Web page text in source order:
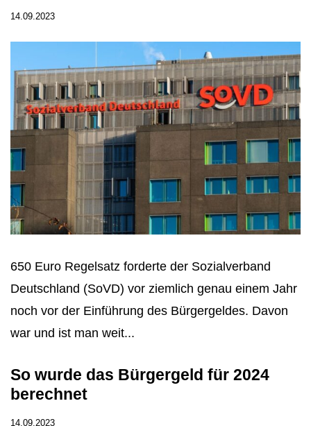
14.09.2023
650 Euro Regelsatz forderte der Sozialverband
Deutschland (SoVD) vor ziemlich genau einem Jahr
noch vor der Einführung des Bürgergeldes. Davon
war und ist man weit...
So wurde das Bürgergeld für 2024
berechnet
14.09.2023